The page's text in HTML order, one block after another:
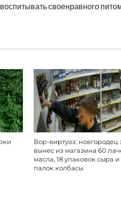
воспитывать своенравного
Вор-виртуоз: новгородец
вынес из магазина 60
масла, 18 упаковок сыра
палок колбасы